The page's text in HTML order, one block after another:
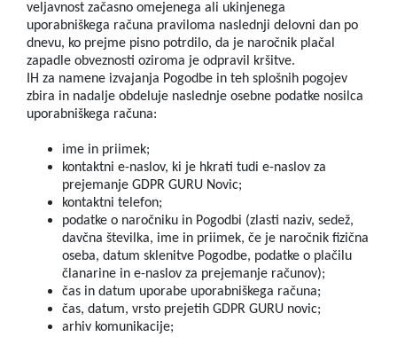
veljavnost začasno omejenega ali ukinjenega
uporabniškega računa praviloma naslednji delovni dan po
dnevu, ko prejme pisno potrdilo, da je naročnik plačal
zapadle obveznosti oziroma je odpravil kršitve.
IH za namene izvajanja Pogodbe in teh splošnih pogojev
zbira in nadalje obdeluje naslednje osebne podatke nosilca
uporabniškega računa:
ime in priimek;
kontaktni e-naslov, ki je hkrati tudi e-naslov za
prejemanje GDPR GURU Novic;
kontaktni telefon;
podatke o naročniku in Pogodbi (zlasti naziv, sedež,
davčna številka, ime in priimek, če je naročnik fizična
oseba, datum sklenitve Pogodbe, podatke o plačilu
članarine in e-naslov za prejemanje računov);
čas in datum uporabe uporabniškega računa;
čas, datum, vrsto prejetih GDPR GURU novic;
arhiv komunikacije;